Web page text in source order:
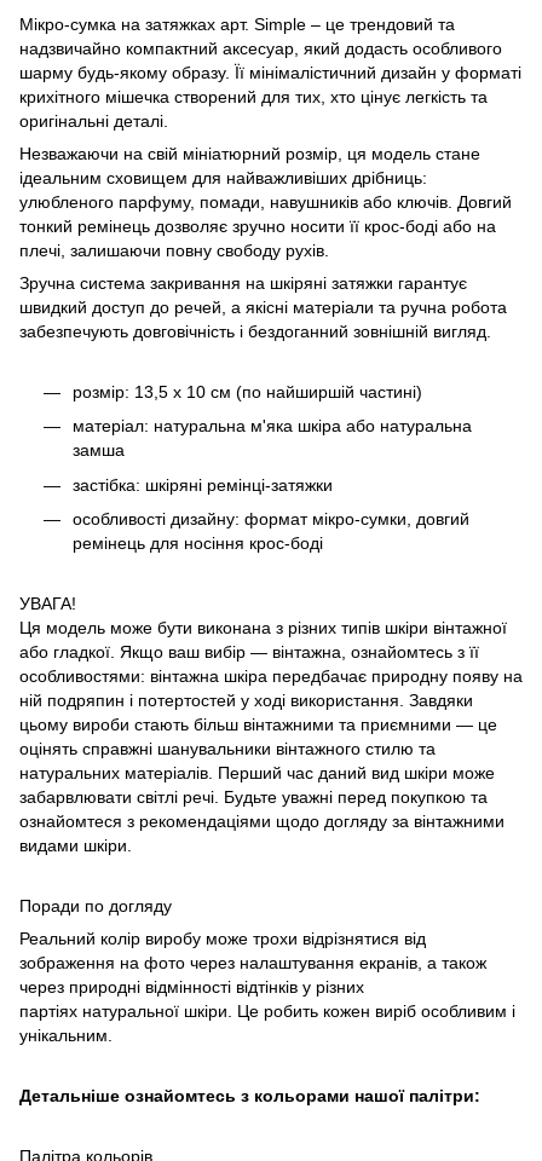
Мікро-сумка на затяжках арт. Simple – це трендовий та
надзвичайно компактний аксесуар, який додасть особливого
шарму будь-якому образу. Її мінімалістичний дизайн у форматі
крихітного мішечка створений для тих, хто цінує легкість та
оригінальні деталі.
Незважаючи на свій мініатюрний розмір, ця модель стане
ідеальним сховищем для найважливіших дрібниць:
улюбленого парфуму, помади, навушників або ключів. Довгий
тонкий ремінець дозволяє зручно носити її крос-боді або на
плечі, залишаючи повну свободу рухів.
Зручна система закривання на шкіряні затяжки гарантує
швидкий доступ до речей, а якісні матеріали та ручна робота
забезпечують довговічність і бездоганний зовнішній вигляд.
розмір: 13,5 х 10 см (по найширшій частині)
матеріал: натуральна м'яка шкіра або натуральна
замша
застібка: шкіряні ремінці-затяжки
особливості дизайну: формат мікро-сумки, довгий
ремінець для носіння крос-боді
УВАГА!
Ця модель може бути виконана з різних типів шкіри вінтажної
або гладкої. Якщо ваш вибір — вінтажна, ознайомтесь з її
особливостями: вінтажна шкіра передбачає природну появу на
ній подряпин і потертостей у ході використання. Завдяки
цьому вироби стають більш вінтажними та приємними — це
оцінять справжні шанувальники вінтажного стилю та
натуральних матеріалів. Перший час даний вид шкіри може
забарвлювати світлі речі. Будьте уважні перед покупкою та
ознайомтеся з рекомендаціями щодо догляду за вінтажними
видами шкіри.
Поради по догляду
Реальний колір виробу може трохи відрізнятися від
зображення на фото через налаштування екранів, а також
через природні відмінності відтінків у різних
партіях натуральної шкіри. Це робить кожен виріб особливим і
унікальним.
Детальніше ознайомтесь з кольорами нашої палітри:
Палітра кольорів